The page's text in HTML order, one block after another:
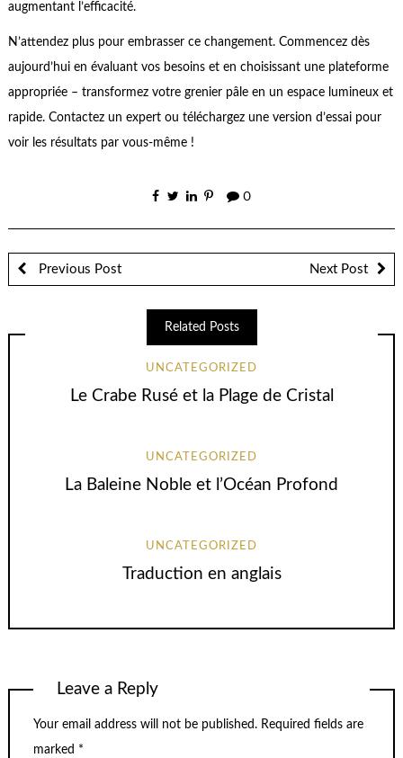
augmentant l’efficacité.
N’attendez plus pour embrasser ce changement. Commencez dès
aujourd’hui en évaluant vos besoins et en choisissant une plateforme
appropriée – transformez votre grenier pâle en un espace lumineux et
rapide. Contactez un expert ou téléchargez une version d’essai pour
voir les résultats par vous-même !
0
Previous Post Next Post
Related Posts
UNCATEGORIZED
Le Crabe Rusé et la Plage de Cristal
UNCATEGORIZED
La Baleine Noble et l’Océan Profond
UNCATEGORIZED
Traduction en anglais
Leave a Reply
Your email address will not be published. Required fields are
marked *